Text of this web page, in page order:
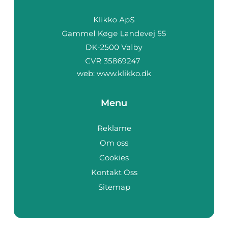
web: www.klikko.dk
Menu
Reklame
Om oss
Cookies
Kontakt Oss
Sitemap